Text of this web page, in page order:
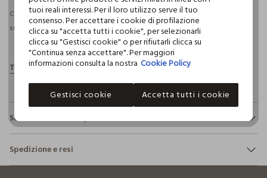
Consegna prevista entro il 08/08/2026 e spedizione gratuita per ordini
superiori a 30€ se possiedi una CROFF Club.Maggiori informazioni
Sostenibilità e trasparenza
Sicurezza
Il 100% dei nostri articoli viene sottoposto a test chimico-
fisici, per verificarne il rispetto dei limiti che abbiamo
Spedizione e resi
tuoi reali interessi. Per il loro utilizzo serve il tuo
consenso. Per accettare i cookie di profilazione
clicca su "accetta tutti i cookie", per selezionarli
clicca su "Gestisci cookie" o per rifiutarli clicca su
"Continua senza accettare". Per maggiori
informazioni consulta la nostra Cookie Policy
Gestisci cookie Accetta tutti i cookie